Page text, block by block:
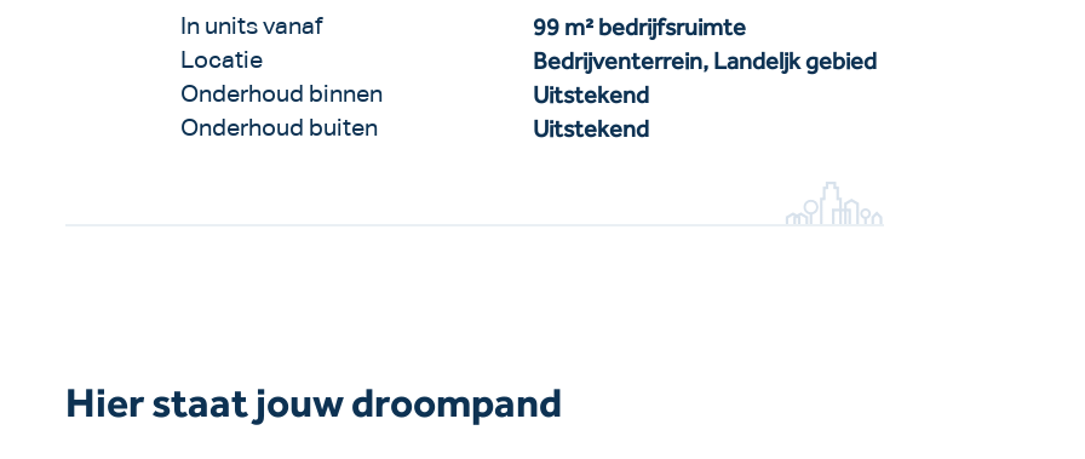
In units vanaf 99 m² bedrijfsruimte
Locatie Bedrijventerrein, Landeljk gebied
Onderhoud binnen Uitstekend
Onderhoud buiten Uitstekend
Hier staat jouw droompand